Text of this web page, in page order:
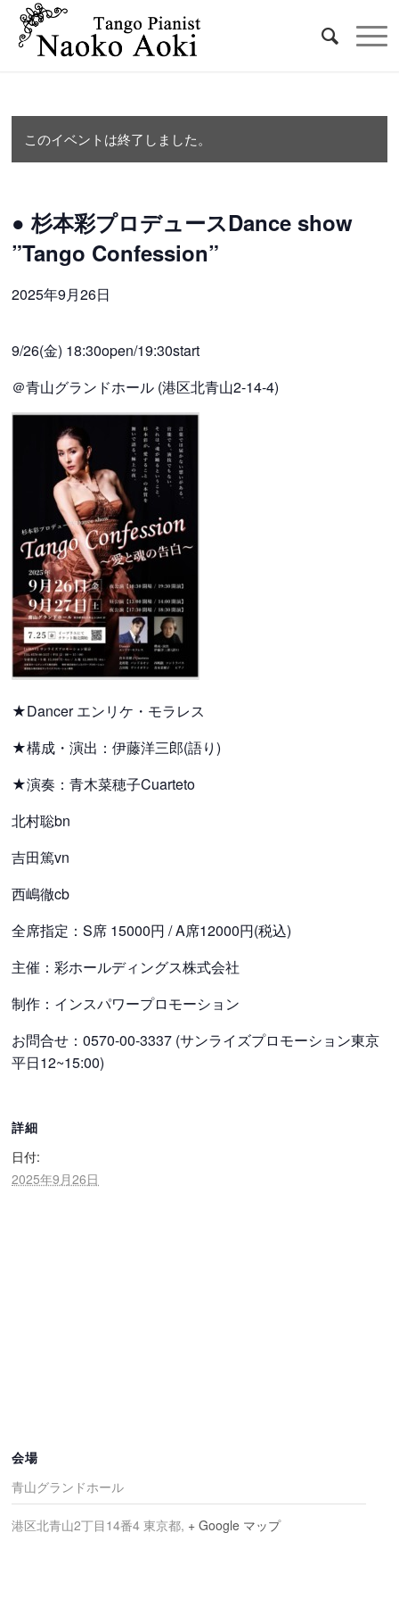
このイベントは終了しました。
● 杉本彩プロデュースDance show
”Tango Confession”
2025年9月26日
9/26(金) 18:30open/19:30start
＠青山グランドホール (港区北青山2-14-4)
★Dancer エンリケ・モラレス
★構成・演出：伊藤洋三郎(語り)
★演奏：青木菜穂子Cuarteto
北村聡bn
吉田篤vn
西嶋徹cb
全席指定：S席 15000円 / A席12000円(税込)
主催：彩ホールディングス株式会社
制作：インスパワープロモーション
お問合せ：0570-00-3337 (サンライズプロモーション東京
平日12~15:00)
詳細
日付:
2025年9月26日
会場
青山グランドホール
港区北青山2丁目14番4 東京都, + Google マップ